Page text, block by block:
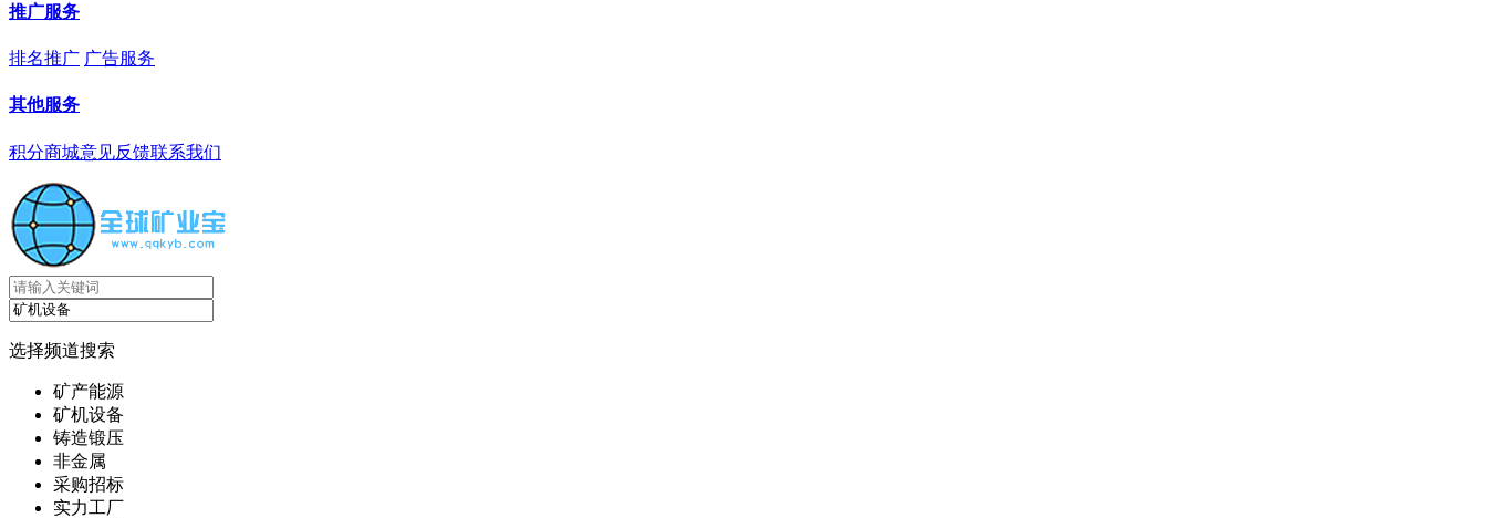
推广服务
排名推广 广告服务
其他服务
积分商城意见反馈联系我们
选择频道搜索
矿产能源
矿机设备
铸造锻压
非金属
采购招标
实力工厂